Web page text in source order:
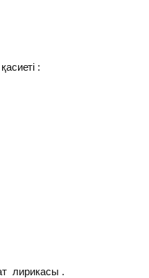
:
лирикасы .